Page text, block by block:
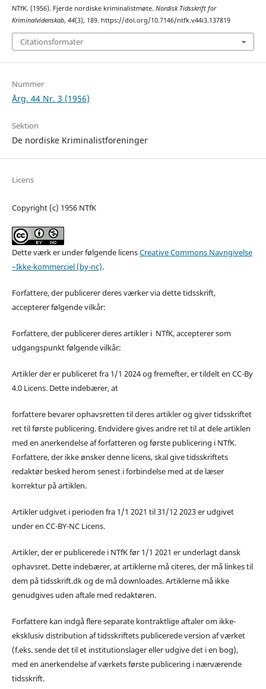
NTfK. (1956). Fjerde nordiske kriminalistmøte. Nordisk Tidsskrift for
Kriminalvidenskab, 44(3), 189. https://doi.org/10.7146/ntfk.v44i3.137819
Citationsformater
Nummer
Årg. 44 Nr. 3 (1956)
Sektion
De nordiske Kriminalistforeninger
Licens
Copyright (c) 1956 NTfK
Dette værk er under følgende licensCreative Commons Navngivelse
–Ikke-kommerciel (by-nc).
Forfattere, der publicerer deres værker via dette tidsskrift,
accepterer følgende vilkår:
Forfattere, der publicerer deres artikler i NTfK, accepterer som
udgangspunkt følgende vilkår:
Artikler der er publiceret fra 1/1 2024 og fremefter, er tildelt en CC-By
4.0 Licens. Dette indebærer, at
forfattere bevarer ophavsretten til deres artikler og giver tidsskriftet
ret til første publicering. Endvidere gives andre ret til at dele artiklen
med en anerkendelse af forfatteren og første publicering i NTfK.
Forfattere, der ikke ønsker denne licens, skal give tidsskriftets
redaktør besked herom senest i forbindelse med at de læser
korrektur på artiklen.
Artikler udgivet i perioden fra 1/1 2021 til 31/12 2023 er udgivet
under en CC-BY-NC Licens.
Artikler, der er publicerede i NTfK før 1/1 2021 er underlagt dansk
ophavsret. Dette indebærer, at artiklerne må citeres, der må linkes til
dem på tidsskrift.dk og de må downloades. Artiklerne må ikke
genudgives uden aftale med redaktøren.
Forfattere kan indgå flere separate kontraktlige aftaler om ikke-
eksklusiv distribution af tidsskriftets publicerede version af værket
(f.eks. sende det til et institutionslager eller udgive det i en bog),
med en anerkendelse af værkets første publicering i nærværende
tidsskrift.